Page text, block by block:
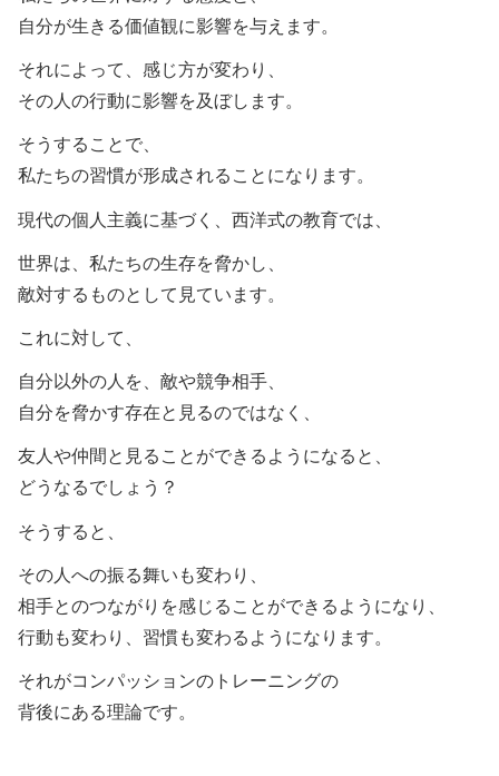
自分が生きる価値観に影響を与えます。
それによって、感じ方が変わり、
その人の行動に影響を及ぼします。
そうすることで、
私たちの習慣が形成されることになります。
現代の個人主義に基づく、西洋式の教育では、
世界は、私たちの生存を脅かし、
敵対するものとして見ています。
これに対して、
自分以外の人を、敵や競争相手、
自分を脅かす存在と見るのではなく、
友人や仲間と見ることができるようになると、
どうなるでしょう？
そうすると、
その人への振る舞いも変わり、
相手とのつながりを感じることができるようになり、
行動も変わり、習慣も変わるようになります。
それがコンパッションのトレーニングの
背後にある理論です。